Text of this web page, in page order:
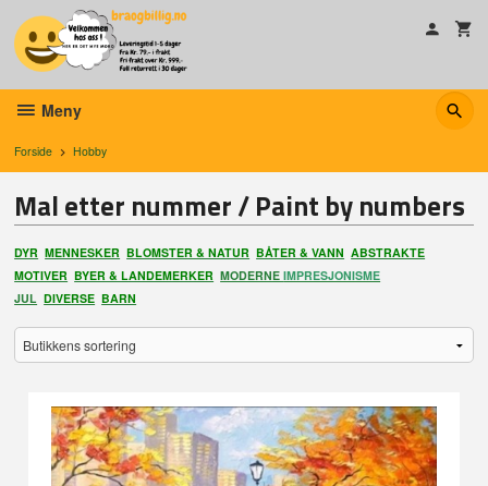
innholdet
Meny
Forside Hobby
Mal etter nummer / Paint by numbers
DYR MENNESKER BLOMSTER & NATUR BÅTER & VANN ABSTRAKTE
MOTIVER BYER & LANDEMERKER MODERNEIMPRESJONISME
JUL DIVERSE BARN